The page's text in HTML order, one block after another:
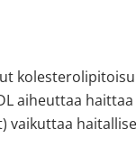
aiheuttaa
vaikuttaa